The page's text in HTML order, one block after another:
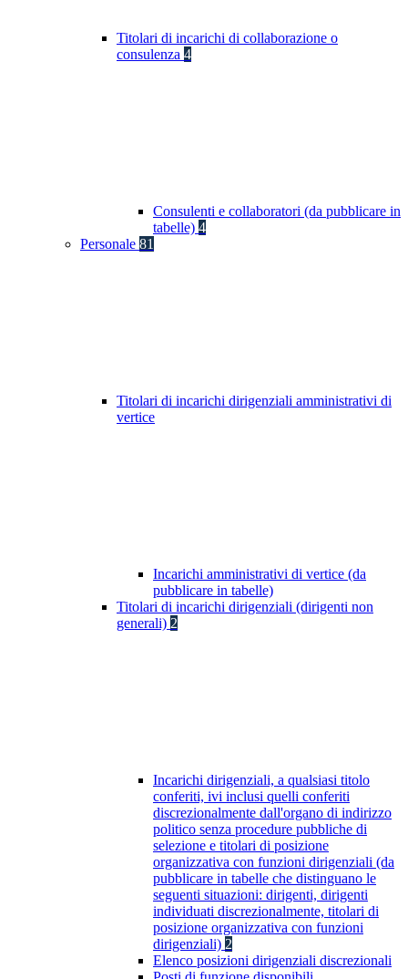
Titolari di incarichi di collaborazione o
consulenza 4
Consulenti e collaboratori (da pubblicare in
tabelle) 4
Personale 81
Titolari di incarichi dirigenziali amministrativi di
vertice
Incarichi amministrativi di vertice (da
pubblicare in tabelle)
Titolari di incarichi dirigenziali (dirigenti non
generali) 2
Incarichi dirigenziali, a qualsiasi titolo
conferiti, ivi inclusi quelli conferiti
discrezionalmente dall'organo di indirizzo
politico senza procedure pubbliche di
selezione e titolari di posizione
organizzativa con funzioni dirigenziali (da
pubblicare in tabelle che distinguano le
seguenti situazioni: dirigenti, dirigenti
individuati discrezionalmente, titolari di
posizione organizzativa con funzioni
dirigenziali) 2
Elenco posizioni dirigenziali discrezionali